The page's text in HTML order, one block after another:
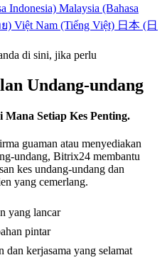
Indonesia) Malaysia (Bahasa
) Việt Nam (Tiếng Việt) 日本 (日
di sini, jika perlu
Undang-undang
Setiap Kes Penting.
guaman atau menyediakan
undang, Bitrix24 membantu
kes undang-undang dan
yang cemerlang.
yang lancar
pintar
dan kerjasama yang selamat